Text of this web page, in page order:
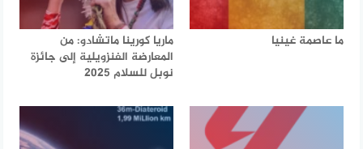
ما عاصمة غينيا
ماريا كورينا ماتشادو: من
المعارضة الفنزويلية إلى جائزة
نوبل للسلام 2025